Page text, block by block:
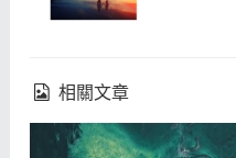
相關文章